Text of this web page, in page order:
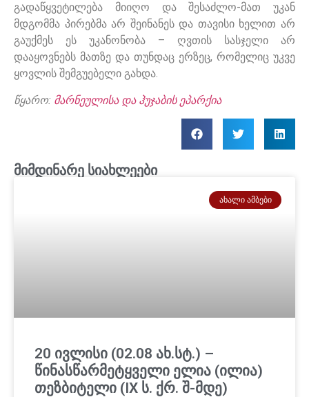
გადაწყვეტილება მიიღო და შესაძლო-მათ უკან
მდგომმა პირებმა არ შეინანეს და თავისი ხელით არ
გაუქმეს ეს უკანონობა – ღვთის სასჯელი არ
დააყოვნებს მათზე და თუნდაც ერზეც, რომელიც უკვე
ყოვლის შემგუებელი გახდა.
წყარო: მარნეულისა და ჰუჯაბის ეპარქია
მიმდინარე სიახლეები
ᲐᲮᲐᲚᲘ ᲐᲛᲑᲔᲑᲘ
20 ივლისი (02.08 ახ.სტ.) –
წინასწარმეტყველი ელია (ილია)
თეზბიტელი (IX ს. ქრ. შ-მდე)